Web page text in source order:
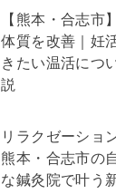
【熊本・合志市
体質を改善｜妊
きたい温活につ
説
リラクゼーショ
熊本・合志市の
な鍼灸院で叶う